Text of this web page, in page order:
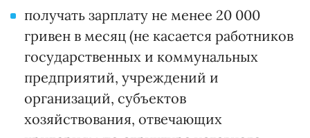
получать зарплату не менее 20 000
гривен в месяц (не касается работников
государственных и коммунальных
предприятий, учреждений и
организаций, субъектов
хозяйствования, отвечающих